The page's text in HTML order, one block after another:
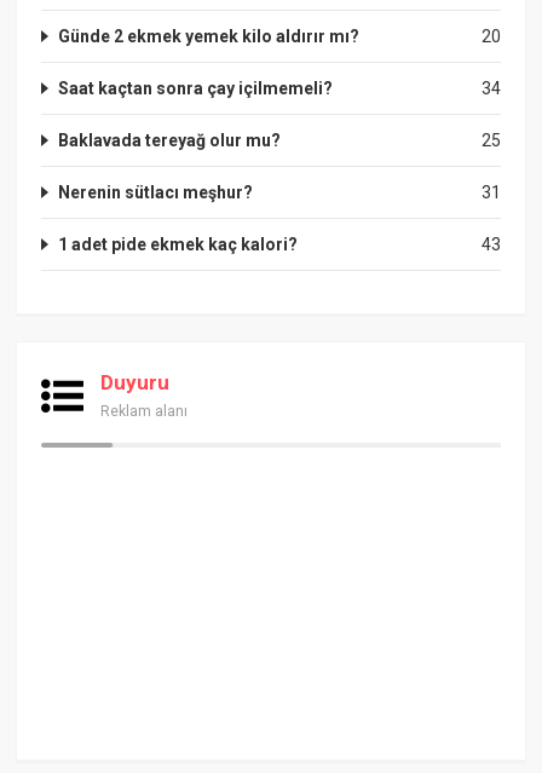
20
Günde 2 ekmek yemek kilo aldırır mı?
34
Saat kaçtan sonra çay içilmemeli?
25
Baklavada tereyağ olur mu?
31
Nerenin sütlacı meşhur?
43
1 adet pide ekmek kaç kalori?
Duyuru
Reklam alanı